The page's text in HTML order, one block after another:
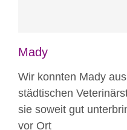
Mady
Wir konnten Mady
städtischen
sie soweit gut
vor Ort